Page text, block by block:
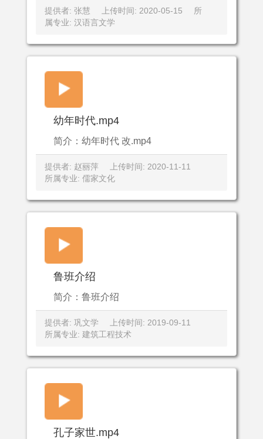
提供者: 张慧 上传时间: 2020-05-15
所
属专业: 汉语言文学
幼年时代.mp4
简介：幼年时代 改.mp4
提供者: 赵丽萍
上传时间: 2020-11-11
所属专业: 儒家文化
鲁班介绍
简介：鲁班介绍
提供者: 巩文学
上传时间: 2019-09-11
所属专业: 建筑工程技术
孔子家世.mp4